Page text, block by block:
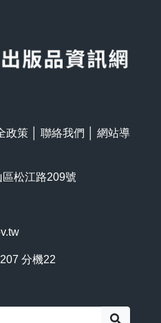
政策 聯絡我們
網站導
松江路209號
分機22